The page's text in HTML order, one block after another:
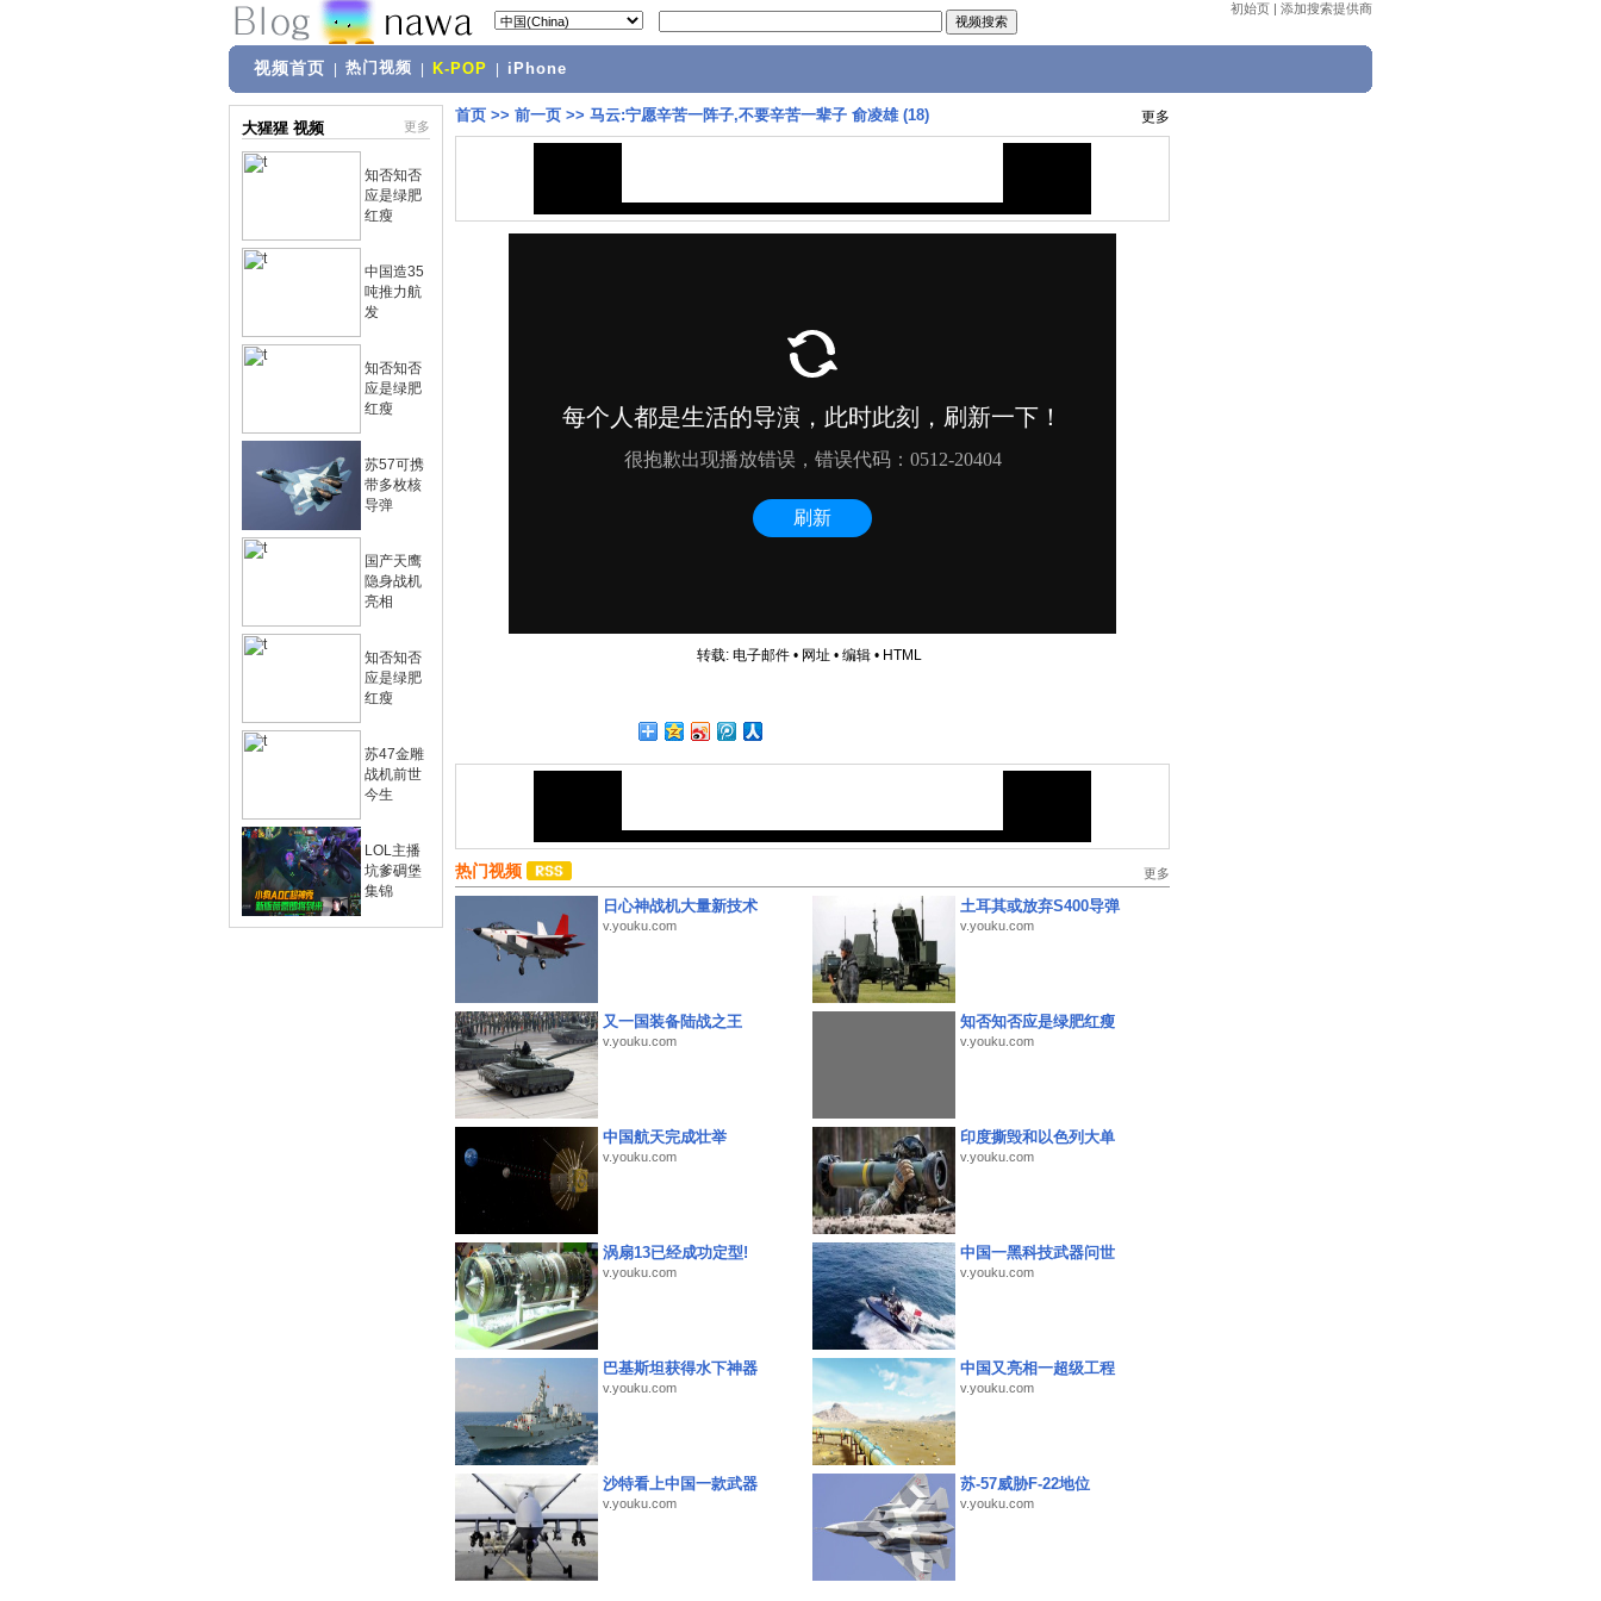
初始页 | 添加搜索提供商
视频首页 热门视频 K-POP iPhone
大猩猩 视频 更多
知否知否
应是绿肥
红瘦
中国造35
吨推力航
发
知否知否
应是绿肥
红瘦
苏57可携
带多枚核
导弹
国产天鹰
隐身战机
亮相
知否知否
应是绿肥
红瘦
苏47金雕
战机前世
今生
LOL主播
坑爹碉堡
集锦
首页 >> 前一页 >> 马云:宁愿辛苦一阵子,不要辛苦一辈子 俞凌雄 (18) 更多
转载: 电子邮件• 网址 • 编辑• HTML
热门视频 更多
日心神战机大量新技术
v.youku.com
土耳其或放弃S400导弹
v.youku.com
又一国装备陆战之王
v.youku.com
知否知否应是绿肥红瘦
v.youku.com
中国航天完成壮举
v.youku.com
印度撕毁和以色列大单
v.youku.com
涡扇13已经成功定型!
v.youku.com
中国一黑科技武器问世
v.youku.com
巴基斯坦获得水下神器
v.youku.com
中国又亮相一超级工程
v.youku.com
沙特看上中国一款武器
v.youku.com
苏-57威胁F-22地位
v.youku.com